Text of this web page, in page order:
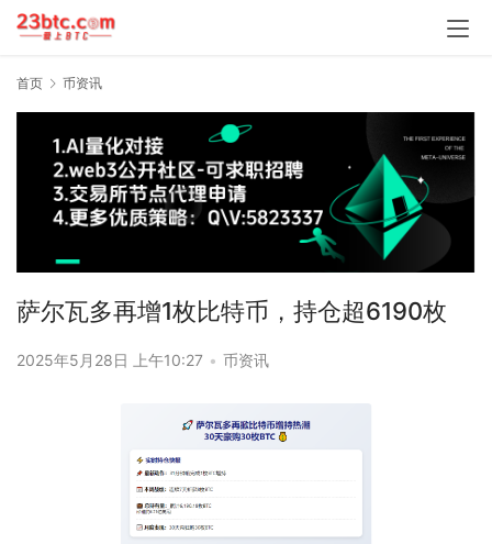
首页 币资讯
萨尔瓦多再增1枚比特币，持仓超6190枚
2025年5月28日 上午10:27 • 币资讯